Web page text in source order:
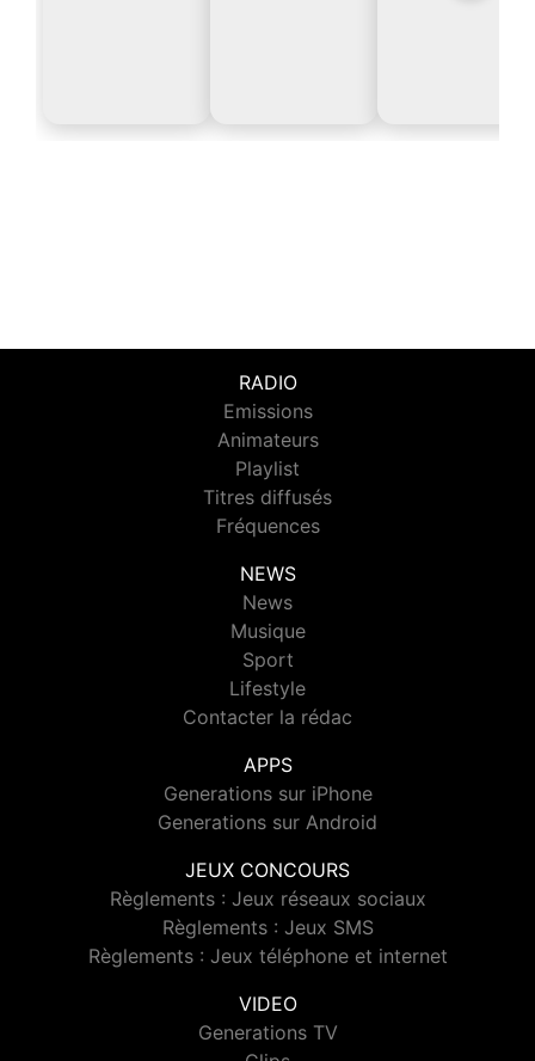
RADIO
Emissions
Animateurs
Playlist
Titres diffusés
Fréquences
NEWS
News
Musique
Sport
Lifestyle
Contacter la rédac
APPS
Generations sur iPhone
Generations sur Android
JEUX CONCOURS
Règlements : Jeux réseaux sociaux
Règlements : Jeux SMS
Règlements : Jeux téléphone et internet
VIDEO
Generations TV